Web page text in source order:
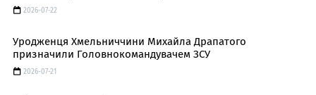
2026-07-22
Уродженця Хмельниччини Михайла Драпатого
призначили Головнокомандувачем ЗСУ
2026-07-21